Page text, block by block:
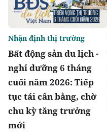
Bất động sản du lịch -
nghỉ dưỡng 6 tháng
cuối năm 2026: Tiếp
tục tái cân bằng, chờ
chu kỳ tăng trưởng
mới
Nhận định thị trường